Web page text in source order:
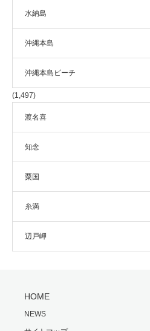
水納島
沖縄本島
沖縄本島ビーチ
(1,497)
渡名喜
知念
粟国
糸満
辺戸岬
HOME
NEWS